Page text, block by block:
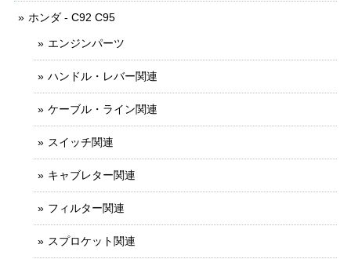
ホンダ - C92 C95
エンジンパーツ
ハンドル・レバー関連
ケーブル・ライン関連
スイッチ関連
キャブレター関連
フィルター関連
スプロケット関連